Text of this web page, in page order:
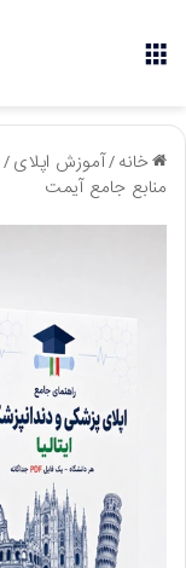
خانه/آموزش اپلای/
منابع جامع آیمت